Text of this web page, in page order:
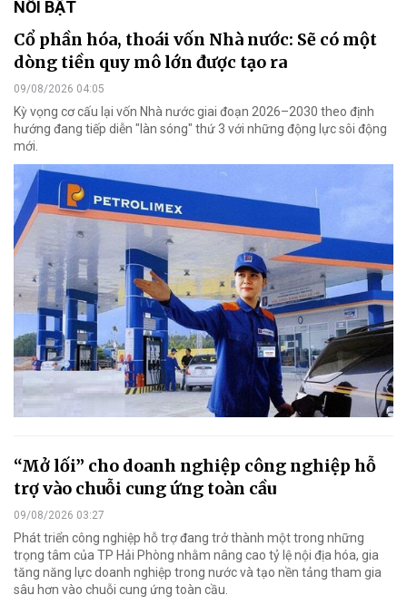
NỔI BẬT
Cổ phần hóa, thoái vốn Nhà nước: Sẽ có một
dòng tiền quy mô lớn được tạo ra
09/08/2026 04:05
Kỳ vọng cơ cấu lại vốn Nhà nước giai đoạn 2026–2030 theo định
hướng đang tiếp diễn "làn sóng" thứ 3 với những động lực sôi động
mới.
“Mở lối” cho doanh nghiệp công nghiệp hỗ
trợ vào chuỗi cung ứng toàn cầu
09/08/2026 03:27
Phát triển công nghiệp hỗ trợ đang trở thành một trong những
trọng tâm của TP Hải Phòng nhằm nâng cao tỷ lệ nội địa hóa, gia
tăng năng lực doanh nghiệp trong nước và tạo nền tảng tham gia
sâu hơn vào chuỗi cung ứng toàn cầu.